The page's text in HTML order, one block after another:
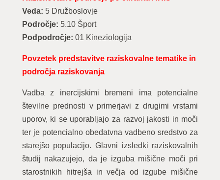
Veda: 5 Družboslovje
Področje: 5.10 Šport
Podpodročje: 01 Kineziologija
Povzetek predstavitve raziskovalne tematike in
področja raziskovanja
Vadba z inercijskimi bremeni ima potencialne
številne prednosti v primerjavi z drugimi vrstami
uporov, ki se uporabljajo za razvoj jakosti in moči
ter je potencialno obedatvna vadbeno sredstvo za
starejšo populacijo. Glavni izsledki raziskovalnih
študij nakazujejo, da je izguba mišične moči pri
starostnikih hitrejša in večja od izgube mišične